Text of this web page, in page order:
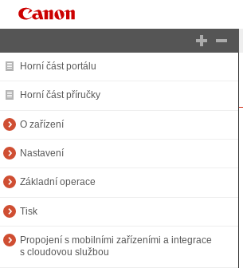
Horní část portálu
Horní část příručky
O zařízení
Nastavení
Základní operace
Tisk
Propojení s mobilními zařízeními a integrace
s cloudovou službou